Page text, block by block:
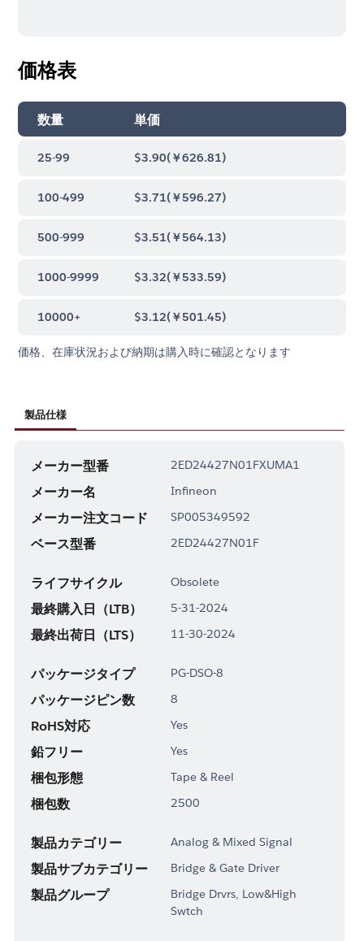
価格表
数量 単価
25-99 $3.90(￥626.81)
100-499 $3.71(￥596.27)
500-999 $3.51(￥564.13)
1000-9999 $3.32(￥533.59)
10000+ $3.12(￥501.45)
価格、在庫状況および納期は購入時に確認となります
製品仕様
メーカー型番 2ED24427N01FXUMA1
メーカー名 Infineon
メーカー注文コード SP005349592
ベース型番 2ED24427N01F
ライフサイクル Obsolete
最終購入日（LTB） 5-31-2024
最終出荷日（LTS） 11-30-2024
パッケージタイプ PG-DSO-8
パッケージピン数 8
RoHS対応 Yes
鉛フリー Yes
梱包形態 Tape & Reel
梱包数 2500
製品カテゴリー Analog & Mixed Signal
製品サブカテゴリー Bridge & Gate Driver
製品グループ
Bridge Drvrs, Low&High
Swtch